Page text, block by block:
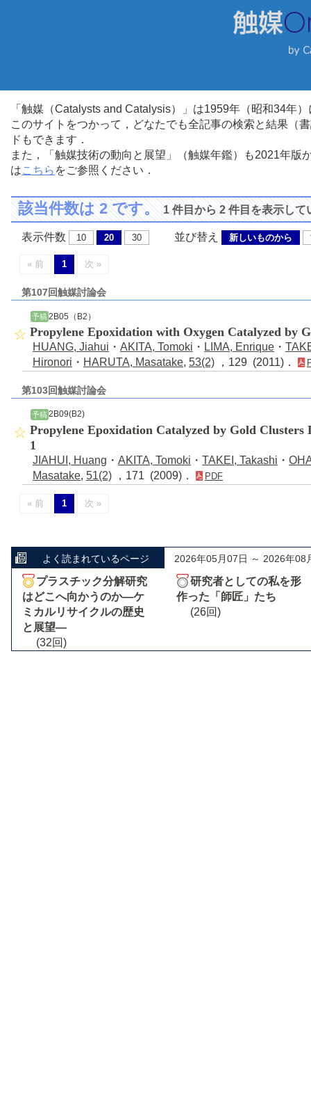
「触媒（Catalysts and Catalysis）」は1959年（昭和34年
このサイトをつかって，どなたでも全記事の検索と結果（
ドもできます．
また，「触媒技術の動向と展望」（触媒年鑑）も2021年
はこちら をご参照ください．
該当件数は 2 です。1 件目から 2 件目を表示して
表示件数 10 20 30 並び替え 新しいものから
« 前 1 次 »
第107回触媒討論会
予稿 2B05（B2）
Propylene Epoxidation with Oxygen Catalyzed by
HUANG, Jiahui ・ AKITA, Tomoki ・ LIMA, Enrique ・
Hironori ・ HARUTA, Masatake, 53(2) ，129 (2011)．
第103回触媒討論会
予稿 2B09(B2)
Propylene Epoxidation Catalyzed by Gold Clusters
1
JIAHUI, Huang ・ AKITA, Tomoki ・ TAKEI, Takashi ・
Masatake, 51(2) ，171 (2009)． PDF
« 前 1 次 »
よく読まれているページ 2026年05月07日 ～ 2026年08
プラスチック分解研究
はどこへ向かうのか―ケ
ミカルリサイクルの歴史
と展望―
(32回)
研究者としての私を形
作った「師匠」たち
(26回)